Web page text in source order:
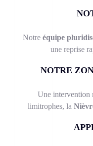
Notreéquipe
une reprise
NOTRE
Une intervention
limitrophes, la